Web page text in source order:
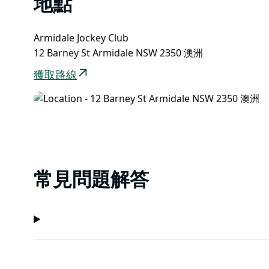
地點
Armidale Jockey Club
12 Barney St Armidale NSW 2350 澳洲
獲取路線
常見問題解答